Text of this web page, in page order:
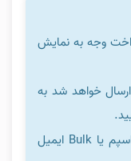
وجه به نمایش
خواهد شد به
ممکن است ایمیل ارسالی به پوشه اسپم یا Bulk ایمیل